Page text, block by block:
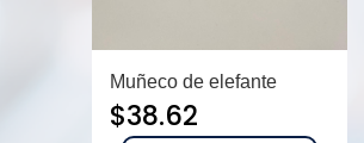
Muñeco de elefante
$38.62